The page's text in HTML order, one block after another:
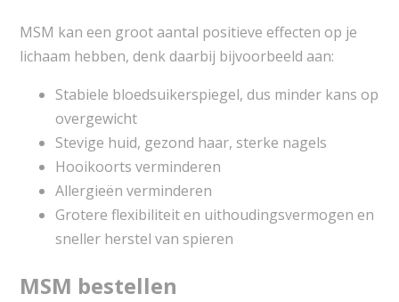
MSM kan een groot aantal positieve effecten op je
lichaam hebben, denk daarbij bijvoorbeeld aan:
Stabiele bloedsuikerspiegel, dus minder kans op
overgewicht
Stevige huid, gezond haar, sterke nagels
Hooikoorts verminderen
Allergieën verminderen
Grotere flexibiliteit en uithoudingsvermogen en
sneller herstel van spieren
MSM bestellen